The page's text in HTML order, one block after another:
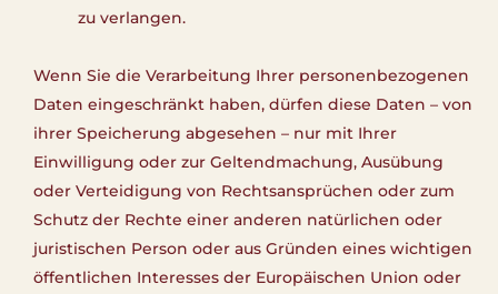
zu verlangen.
Wenn Sie die Verarbeitung Ihrer personenbezogenen
Daten eingeschränkt haben, dürfen diese Daten – von
ihrer Speicherung abgesehen – nur mit Ihrer
Einwilligung oder zur Geltendmachung, Ausübung
oder Verteidigung von Rechtsansprüchen oder zum
Schutz der Rechte einer anderen natürlichen oder
juristischen Person oder aus Gründen eines wichtigen
öffentlichen Interesses der Europäischen Union oder